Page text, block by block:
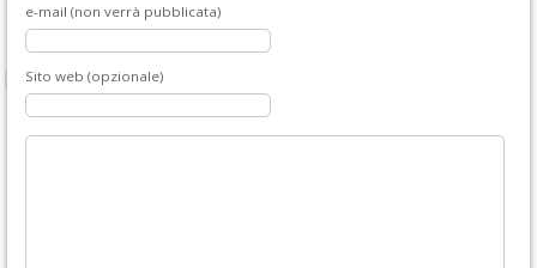
e-mail (non verrà pubblicata)
Sito web (opzionale)